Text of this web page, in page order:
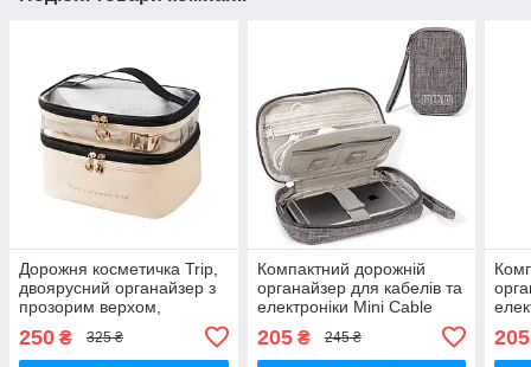
Дорожня косметичка Trip,
двоярусний органайзер з
прозорим верхом,
250 ₴ 325 ₴
Компактний дорожній
органайзер для кабелів та
електроніки Mini Cable
205₴ 245 ₴ 205